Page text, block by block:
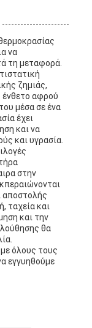
να
τη μεταφορά.
ζημιάς,
ένθετο αφρού
μέσα σε ένα
έχει
και να
και υγρασία.
στην
αποστολής
ταχεία και
και την
θα
όλους τους
εγγυηθούμε